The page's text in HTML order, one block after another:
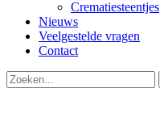
Crematiesteentjes
Nieuws
Veelgestelde vragen
Contact